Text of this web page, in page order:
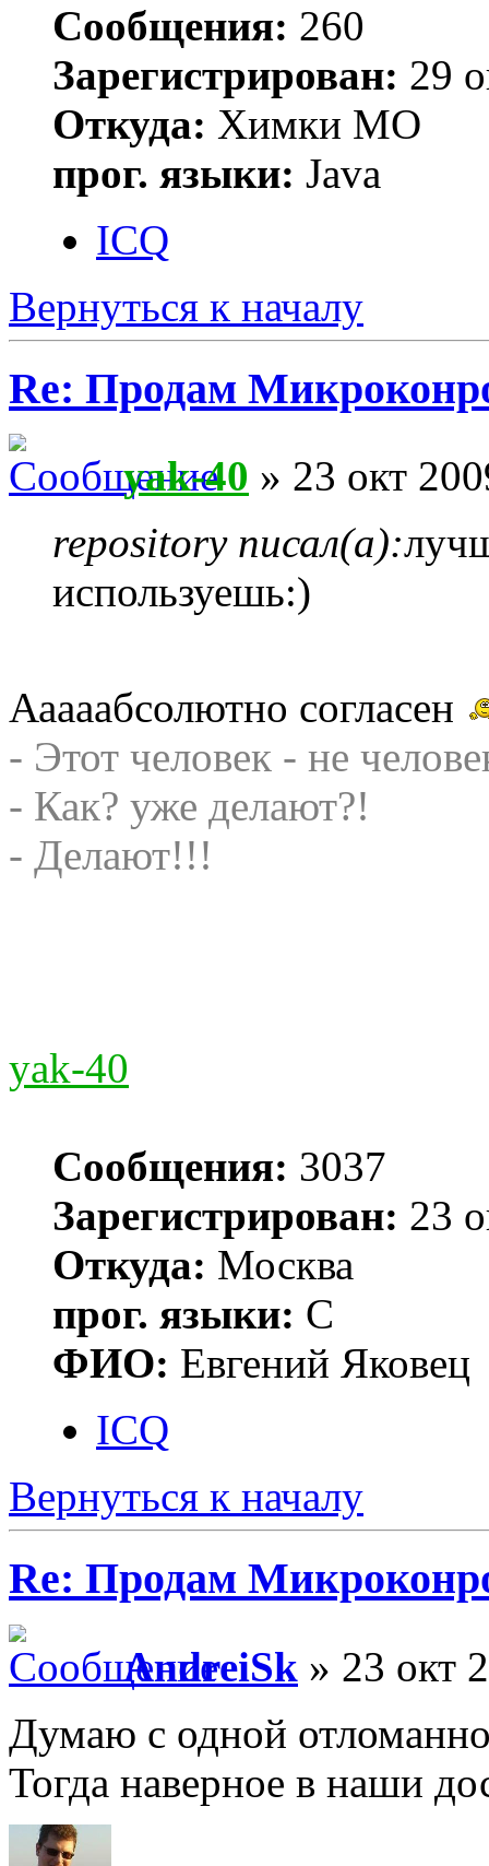
Сообщения: 260
Зарегистрирован: 29
Откуда: Химки МО
прог. языки: Java
ICQ
Вернуться к началу
Re: Продам
yak-40 » 23 окт
repository писал(а):
используешь:)
Ааааабсолютно согласен
- Этот человек - не
- Как? уже делают?!
- Делают!!!
yak-40
Сообщения: 3037
Зарегистрирован: 23
Откуда: Москва
прог. языки: С
ФИО: Евгений Яковец
ICQ
Вернуться к началу
Re: Продам
AndreiSk » 23 окт
Думаю с одной
Тогда наверное в наши